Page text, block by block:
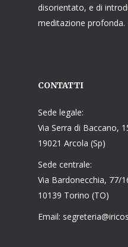
disorientato, e di
meditazione profonda.
CONTATTI
Sede legale:
Via Serra di Baccano,
19021 Arcola (Sp)
Sede centrale:
Via Bardonecchia, 77/
10139 Torino (TO)
Email: